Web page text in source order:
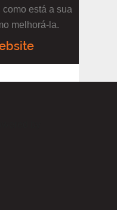
como está a sua
melhorá-la.